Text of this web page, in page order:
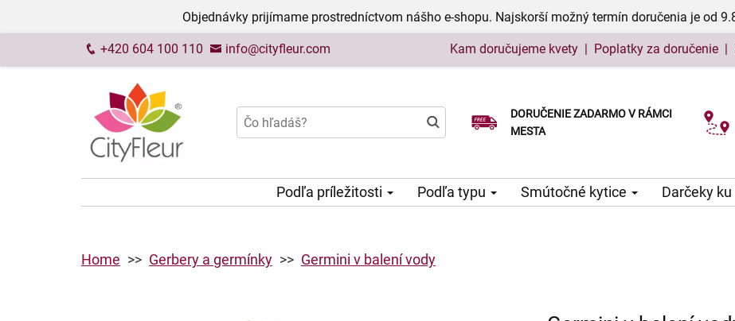
Objednávky prijímame prostredníctvom nášho e-shopu. Najskorší možný termín doručenia je od
+420 604 100 110 info@cityfleur.com Kam doručujeme kvety | Poplatky za doručenie |
DORUČENIE ZADARMO V RÁMCI
MESTA
Podľa príležitosti Podľa typu Smútočné kytice Darčeky
Home Gerbery a germínky Germini v balení vody